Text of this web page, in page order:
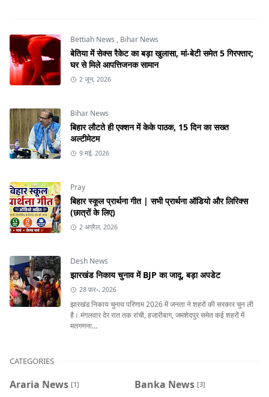
Bettiah News , Bihar News
बेतिया में सेक्स रैकेट का बड़ा खुलासा, मां-बेटी समेत 5 गिरफ्तार;
घर से मिले आपत्तिजनक सामान
2 जून, 2026
Bihar News
बिहार लौटते ही एक्शन में केके पाठक, 15 दिन का सख्त
अल्टीमेटम
9 मई, 2026
Pray
बिहार स्कूल प्रार्थना गीत | सभी प्रार्थना ऑडियो और लिरिक्स
(छात्रों के लिए)
2 अप्रैल, 2026
Desh News
झारखंड निकाय चुनाव में BJP का जादू, बड़ा अपडेट
28 फ़र॰, 2026
झारखंड निकाय चुनाव परिणाम 2026 में जनता ने शहरों की सरकार चुन ली
है। मंगलवार देर रात तक रांची, हजारीबाग, जमशेदपुर समेत कई शहरों में
मतगणना...
CATEGORIES
Araria News [1] Banka News [3]